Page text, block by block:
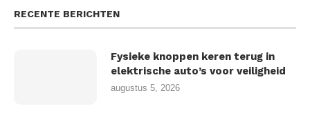
RECENTE BERICHTEN
Fysieke knoppen keren terug in
elektrische auto’s voor veiligheid
augustus 5, 2026